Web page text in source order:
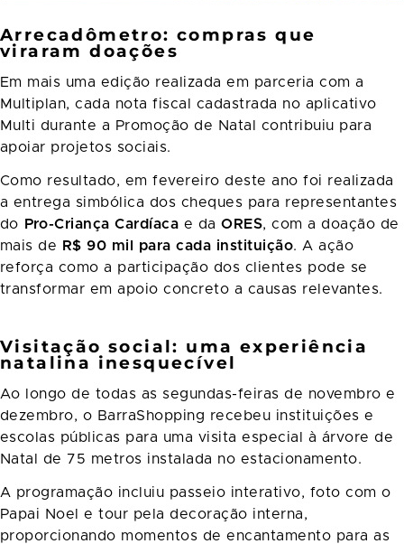
Arrecadômetro: compras que
viraram doações
Em mais uma edição realizada em parceria com a
Multiplan, cada nota fiscal cadastrada no aplicativo
Multi durante a Promoção de Natal contribuiu para
apoiar projetos sociais.
Como resultado, em fevereiro deste ano foi realizada
a entrega simbólica dos cheques para representantes
do
Pro-Criança Cardíaca e daORES, com a doação de
mais de
R$ 90 mil para cada instituição. A ação
reforça como a participação dos clientes pode se
transformar em apoio concreto a causas relevantes.
Visitação social: uma experiência
natalina inesquecível
Ao longo de todas as segundas-feiras de novembro e
dezembro, o BarraShopping recebeu instituições e
escolas públicas para uma visita especial à árvore de
Natal de 75 metros instalada no estacionamento.
A programação incluiu passeio interativo, foto com o
Papai Noel e tour pela decoração interna,
proporcionando momentos de encantamento para as